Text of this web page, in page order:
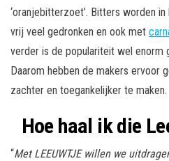
‘oranjebitterzoet’. Bitters worden
vrij veel gedronken en ook met
verder is de populariteit wel enorm
Daarom hebben de makers ervoor
zachter en toegankelijker te maken.
Hoe haal ik die
“Met LEEUWTJE willen we